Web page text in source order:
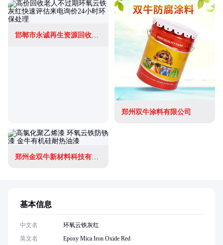
邯郸市永诚再生资源回收有限公司
郑州双牛涂料有限公司
郑州金双牛新材料科技有限公司
基本信息
中文名
环氧云铁灰红
英文名
Epoxy Mica Iron Oxide Red